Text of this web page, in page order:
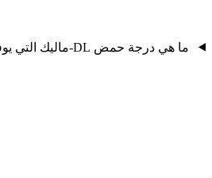
ما هي درجة حمض DL-ماليك التي يوفرها Molekula؟